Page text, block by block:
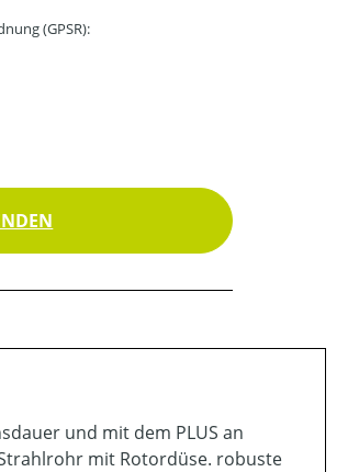
(GPSR):
und mit dem PLUS an
mit Rotordüse. robuste